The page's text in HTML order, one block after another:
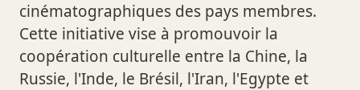
cinématographiques des pays membres.
Cette initiative vise à promouvoir la
coopération culturelle entre la Chine, la
Russie, l'Inde, le Brésil, l'Iran, l'Egypte et